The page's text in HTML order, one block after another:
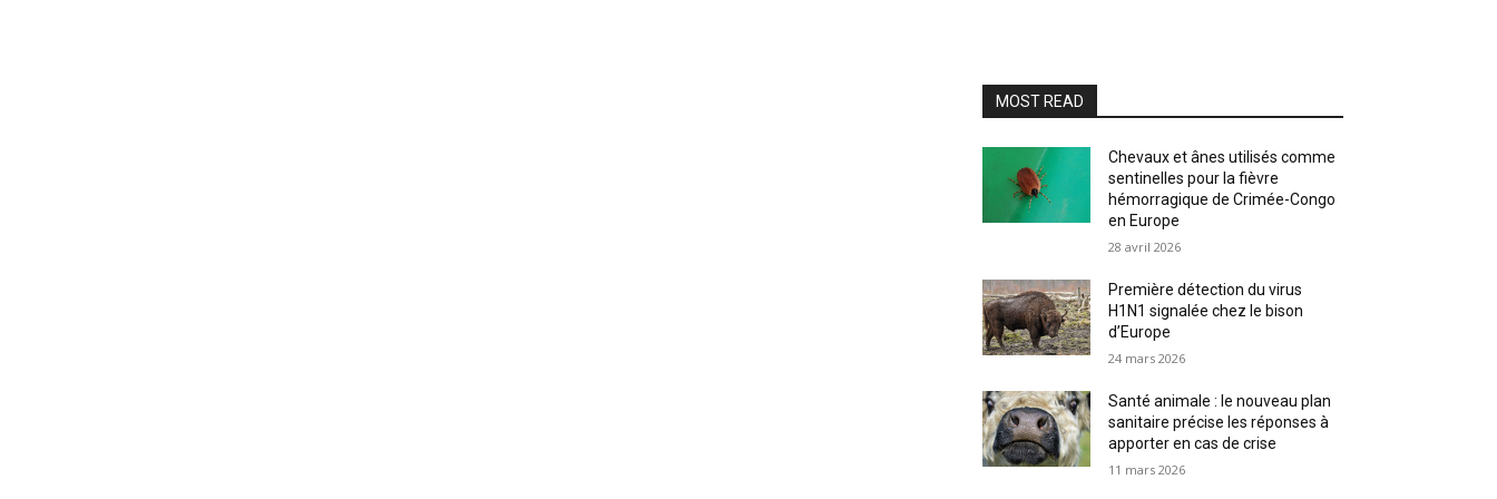
MOST READ
Chevaux et ânes utilisés comme
sentinelles pour la fièvre
hémorragique de Crimée-Congo
en Europe
28 avril 2026
Première détection du virus
H1N1 signalée chez le bison
d’Europe
24 mars 2026
Santé animale : le nouveau plan
sanitaire précise les réponses à
apporter en cas de crise
11 mars 2026